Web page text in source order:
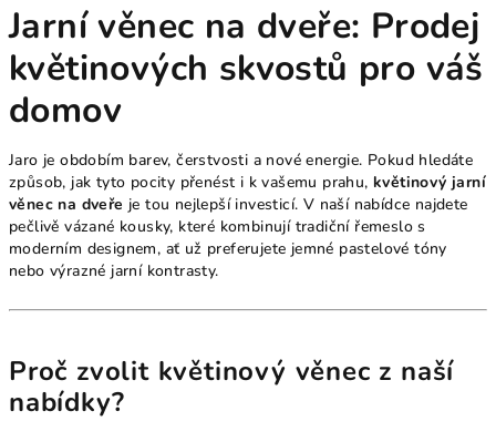
Jarní věnec na dveře: Prodej
květinových skvostů pro váš
domov
Jaro je obdobím barev, čerstvosti a nové energie. Pokud hledáte
způsob, jak tyto pocity přenést i k vašemu prahu, květinový jarní
věnec na dveře je tou nejlepší investicí. V naší nabídce najdete
pečlivě vázané kousky, které kombinují tradiční řemeslo s
moderním designem, ať už preferujete jemné pastelové tóny
nebo výrazné jarní kontrasty.
Proč zvolit květinový věnec z naší
nabídky?